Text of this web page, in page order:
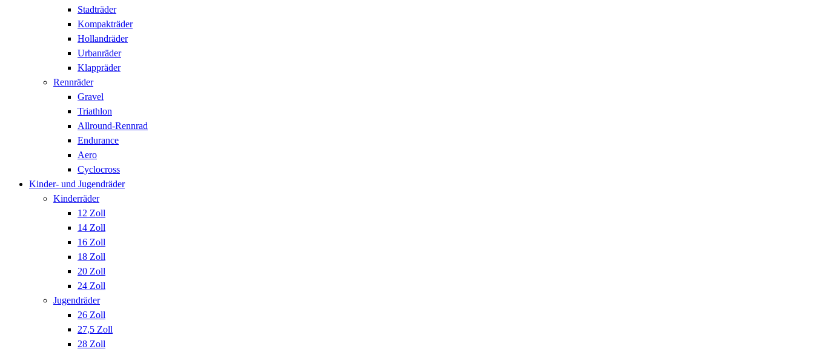
Stadträder
Kompakträder
Hollandräder
Urbanräder
Klappräder
Rennräder
Gravel
Triathlon
Allround-Rennrad
Endurance
Aero
Cyclocross
Kinder- und Jugendräder
Kinderräder
12 Zoll
14 Zoll
16 Zoll
18 Zoll
20 Zoll
24 Zoll
Jugendräder
26 Zoll
27,5 Zoll
28 Zoll